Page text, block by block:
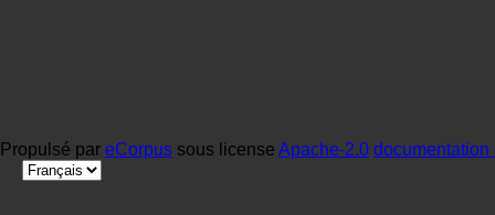
Propulsé par eCorpus sous license Apache-2.0 documentation